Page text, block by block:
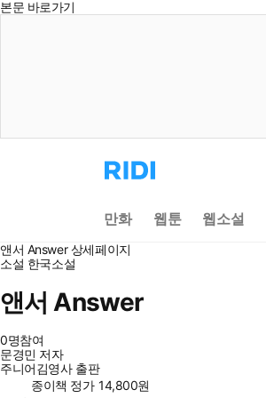
본문 바로가기
리
디
으
로
동
만화 웹툰 웹소설
앤서 Answer 상세페이지
소설 한국소설
앤서 Answer
0명참여
문경민 저자
주니어김영사출판
종이책 정가 14,800원